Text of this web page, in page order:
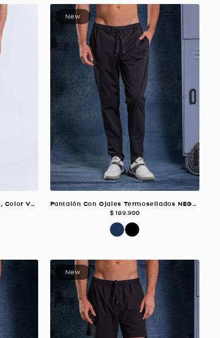
Short Running con Licra Interna, Color VERDE Para Hombre
Pantalón Con Ojales Termosellados NEGRO Para Hombre
$ 189.900